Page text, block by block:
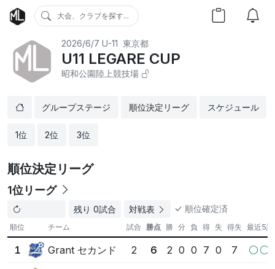
大会、クラブを探す...
2026/6/7 U-11 東京都
U11 LEGARE CUP
昭和公園陸上競技場
グループステージ 順位決定リーグ スケジュール
1位 2位 3位
順位決定リーグ
1位リーグ
残り 0試合 対戦表 順位確定済
順位 チーム 試合 勝点 勝 分 負 得 失 得失 最近5
1 Grant セカンド 2 6 2 0 0 7 0 7